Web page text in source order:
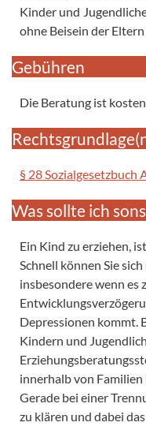
Kinder und
ohne Beisein der Eltern
Gebühren
Die Beratung ist
§ 28 Sozialgesetzbuch
Was sollte ich
Ein Kind zu erziehen,
Schnell können Sie
insbesondere wenn es
Depressionen kommt.
Kindern und
innerhalb von
Gerade bei einer
zu klären und dabei